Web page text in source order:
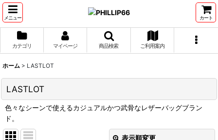
メニュー カート
カテゴリ マイページ 商品検索 ご利用案内
ホーム > LASTLOT
LASTLOT
色々なシーンで使えるカジュアルかつ武骨なレザーバッグブラン
ド。
表示順変更